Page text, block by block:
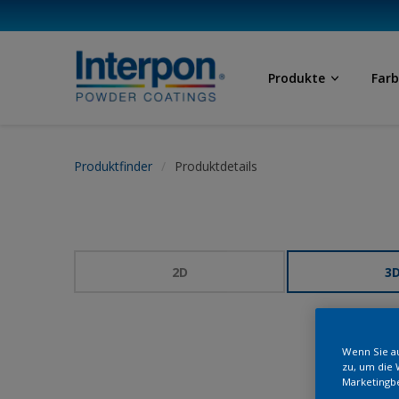
Produkte
Produktfinder Produktdetails
2D 3D
Wenn Sie
zu, um die